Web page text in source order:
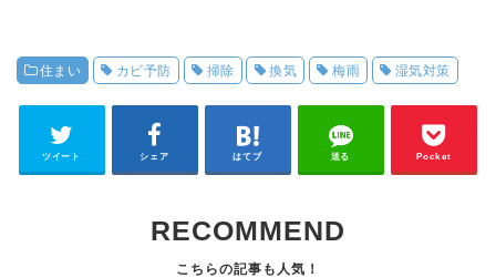
住まい カビ予防 掃除 換気 梅雨 湿気対策
ツイート シェア はてブ 送る Pocket
RECOMMEND